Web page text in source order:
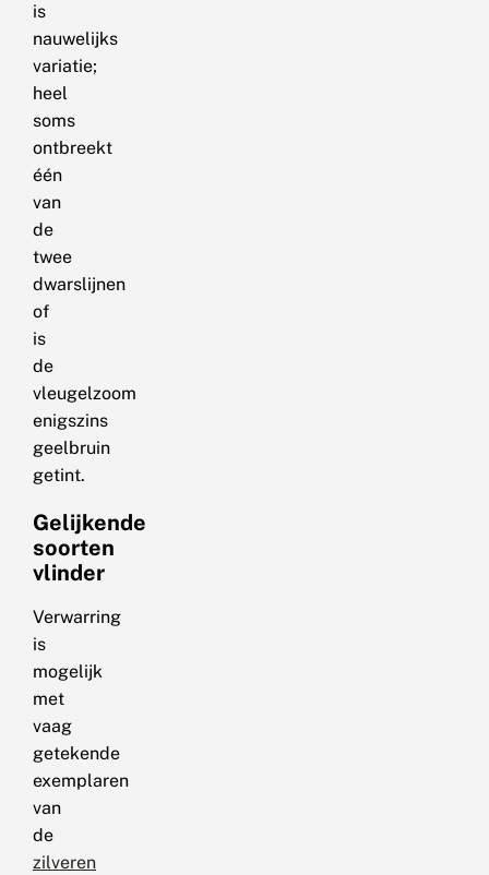
is
nauwelijks
variatie;
heel
soms
ontbreekt
één
van
de
twee
dwarslijnen
of
is
de
vleugelzoom
enigszins
geelbruin
getint.
Gelijkende
soorten
vlinder
Verwarring
is
mogelijk
met
vaag
getekende
exemplaren
van
de
zilveren